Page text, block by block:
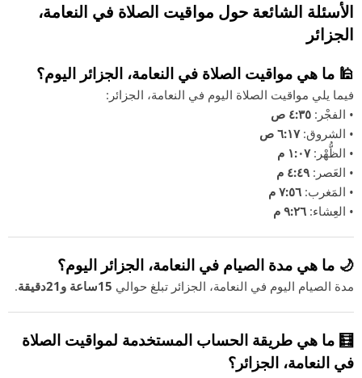
الأسئلة الشائعة حول مواقيت الصلاة في النعامة،
الجزائر
🕌 ما هي مواقيت الصلاة في النعامة، الجزائر اليوم؟
فيما يلي مواقيت الصلاة اليوم في النعامة، الجزائر:
• الفجْر: ٤:٣٥ ص
• الشروق:٦:١٧ ص
• الظُّهْر:١:٠٧ م
• العَصر: ٤:٤٩ م
• المَغرب: ٧:٥٦ م
• العِشاء: ٩:٢٦ م
🌙 ما هي مدة الصيام في النعامة، الجزائر اليوم؟
مدة الصيام اليوم في النعامة، الجزائر تبلغ حوالي 15ساعة و21دقيقة .
🧮 ما هي طريقة الحساب المستخدمة لمواقيت الصلاة
في النعامة، الجزائر؟